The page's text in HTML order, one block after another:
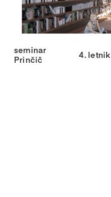
seminar
Prinčič
4. letnik